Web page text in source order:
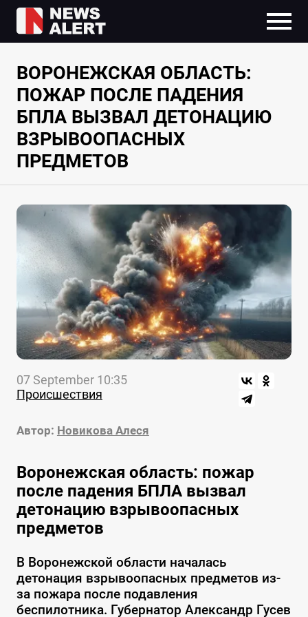
ВОРОНЕЖСКАЯ ОБЛАСТЬ:
ПОЖАР ПОСЛЕ ПАДЕНИЯ
БПЛА ВЫЗВАЛ ДЕТОНАЦИЮ
ВЗРЫВООПАСНЫХ
ПРЕДМЕТОВ
07 September 10:35
Происшествия
Автор: Новикова Алеся
Воронежская область: пожар
после падения БПЛА вызвал
детонацию взрывоопасных
предметов
В Воронежской области началась
детонация взрывоопасных предметов из-
за пожара после подавления
беспилотника. Губернатор Александр Гусев